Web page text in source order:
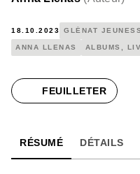
18.10.2023 GLÉNAT
ANNA LLENAS ALBUMS,
FEUILLETER
RÉSUMÉ DÉTAILS